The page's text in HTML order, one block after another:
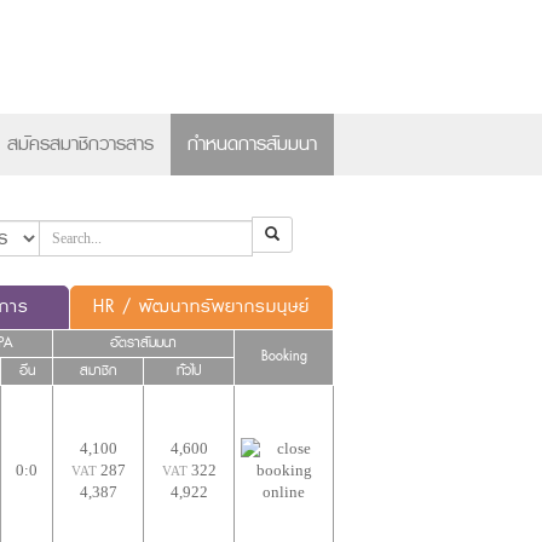
สมัครสมาชิกวารสาร กำหนดการสัมมนา
าร HR / พัฒนาทรัพยากรมนุษย์
อัตราสัมมนา
Booking
อื่น สมาชิก ทั่วไป
0:0
4,100
VAT287
4,387
4,600
VAT322
4,922